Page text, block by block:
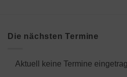
Die nächsten Termine
Aktuell keine Termine